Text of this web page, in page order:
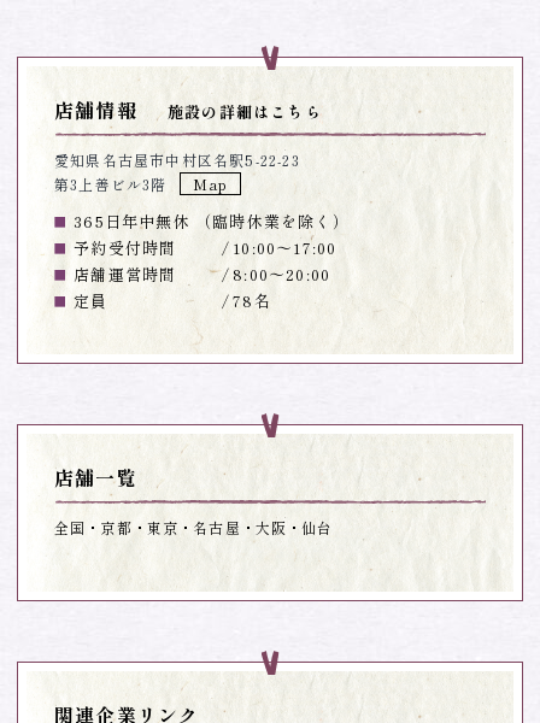
店舗情報 施設の詳細はこちら
愛知県名古屋市中村区名駅5-22-23
第3上善ビル3階
Map
365日年中無休 （臨時休業を除く）
予約受付時間
10:00～17:00
店舗運営時間
8:00～20:00
定員
78名
店舗一覧
全国 京都 東京 名古屋 大阪 仙台
関連企業リンク